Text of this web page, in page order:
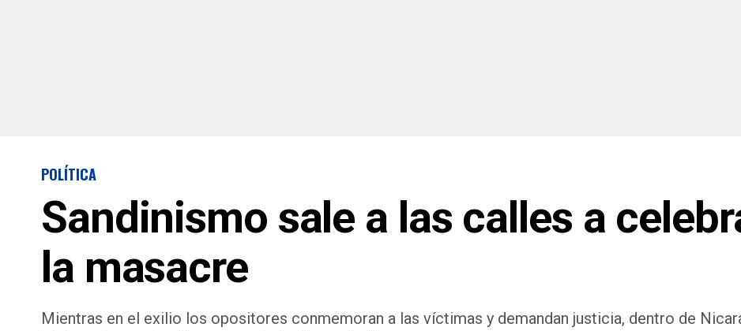
POLÍTICA
Sandinismo sale a las calles a
la masacre
Mientras en el exilio los opositores conmemoran a las víctimas y demandan justicia, dentro de